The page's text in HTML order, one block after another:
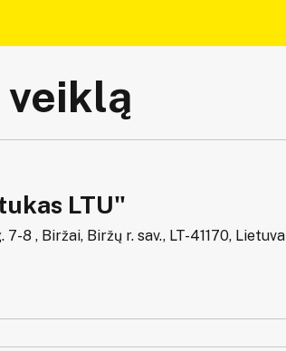
LTU"
7-8 , Biržai, Biržų r. sav., LT-41170, Lietuva